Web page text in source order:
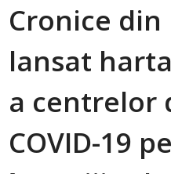
Cronice din
lansat
a centrelor
COVID-19